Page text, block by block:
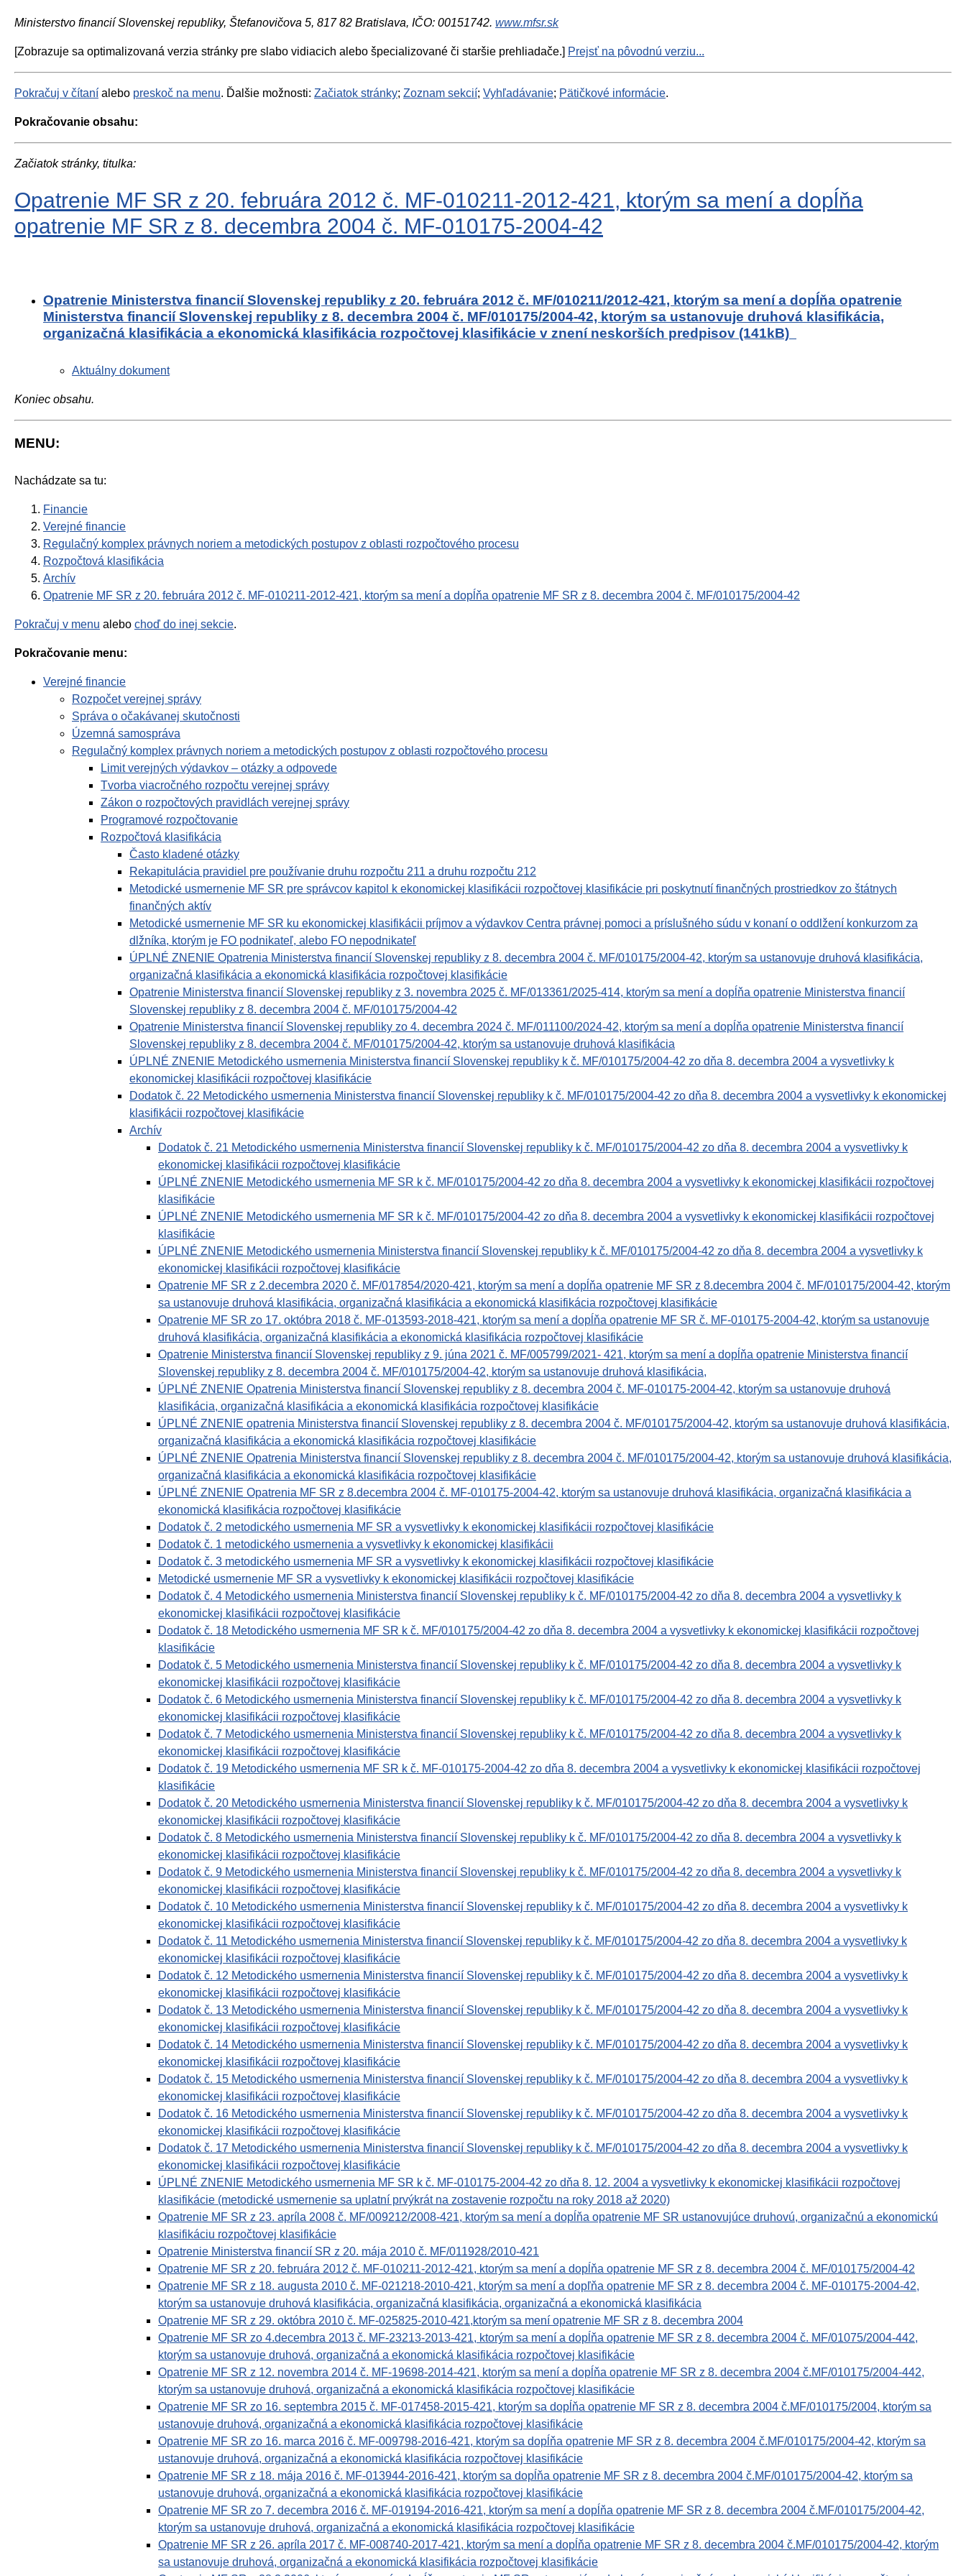
Ministerstvo financií Slovenskej republiky, Štefanovičova 5, 817 82 Bratislava, IČO: 00151742. www.mfsr.sk
[Zobrazuje sa optimalizovaná verzia stránky pre slabo vidiacich alebo špecializované či staršie prehliadače.] Prejsť na pôvodnú verziu...
Pokračuj v čítaní alebo preskoč na menu. Ďalšie možnosti: Začiatok stránky; Zoznam sekcií; Vyhľadávanie; Pätičkové informácie.
Pokračovanie obsahu:
Začiatok stránky, titulka:
Opatrenie MF SR z 20. februára 2012 č. MF-010211-2012-421, ktorým sa mení a dopĺňa
opatrenie MF SR z 8. decembra 2004 č. MF-010175-2004-42
Opatrenie Ministerstva financií Slovenskej republiky z 20. februára 2012 č. MF/010211/2012-421, ktorým sa mení a dopĺňa opatrenie
Ministerstva financií Slovenskej republiky z 8. decembra 2004 č. MF/010175/2004-42, ktorým sa ustanovuje druhová klasifikácia,
organizačná klasifikácia a ekonomická klasifikácia rozpočtovej klasifikácie v znení neskorších predpisov (141kB)
Aktuálny dokument
Koniec obsahu.
MENU:
Nachádzate sa tu:
Financie
Verejné financie
Regulačný komplex právnych noriem a metodických postupov z oblasti rozpočtového procesu
Rozpočtová klasifikácia
Archív
Opatrenie MF SR z 20. februára 2012 č. MF-010211-2012-421, ktorým sa mení a dopĺňa opatrenie MF SR z 8. decembra 2004 č. MF/010175/2004-42
Pokračuj v menu alebo choď do inej sekcie.
Pokračovanie menu:
Verejné financie
Rozpočet verejnej správy
Správa o očakávanej skutočnosti
Územná samospráva
Regulačný komplex právnych noriem a metodických postupov z oblasti rozpočtového procesu
Limit verejných výdavkov – otázky a odpovede
Tvorba viacročného rozpočtu verejnej správy
Zákon o rozpočtových pravidlách verejnej správy
Programové rozpočtovanie
Rozpočtová klasifikácia
Často kladené otázky
Rekapitulácia pravidiel pre používanie druhu rozpočtu 211 a druhu rozpočtu 212
Metodické usmernenie MF SR pre správcov kapitol k ekonomickej klasifikácii rozpočtovej klasifikácie pri poskytnutí finančných prostriedkov zo štátnych
finančných aktív
Metodické usmernenie MF SR ku ekonomickej klasifikácii príjmov a výdavkov Centra právnej pomoci a príslušného súdu v konaní o oddlžení konkurzom za
dlžníka, ktorým je FO podnikateľ, alebo FO nepodnikateľ
ÚPLNÉ ZNENIE Opatrenia Ministerstva financií Slovenskej republiky z 8. decembra 2004 č. MF/010175/2004-42, ktorým sa ustanovuje druhová klasifikácia,
organizačná klasifikácia a ekonomická klasifikácia rozpočtovej klasifikácie
Opatrenie Ministerstva financií Slovenskej republiky z 3. novembra 2025 č. MF/013361/2025-414, ktorým sa mení a dopĺňa opatrenie Ministerstva financií
Slovenskej republiky z 8. decembra 2004 č. MF/010175/2004-42
Opatrenie Ministerstva financií Slovenskej republiky zo 4. decembra 2024 č. MF/011100/2024-42, ktorým sa mení a dopĺňa opatrenie Ministerstva financií
Slovenskej republiky z 8. decembra 2004 č. MF/010175/2004-42, ktorým sa ustanovuje druhová klasifikácia
ÚPLNÉ ZNENIE Metodického usmernenia Ministerstva financií Slovenskej republiky k č. MF/010175/2004-42 zo dňa 8. decembra 2004 a vysvetlivky k
ekonomickej klasifikácii rozpočtovej klasifikácie
Dodatok č. 22 Metodického usmernenia Ministerstva financií Slovenskej republiky k č. MF/010175/2004-42 zo dňa 8. decembra 2004 a vysvetlivky k ekonomickej
klasifikácii rozpočtovej klasifikácie
Archív
Dodatok č. 21 Metodického usmernenia Ministerstva financií Slovenskej republiky k č. MF/010175/2004-42 zo dňa 8. decembra 2004 a vysvetlivky k
ekonomickej klasifikácii rozpočtovej klasifikácie
ÚPLNÉ ZNENIE Metodického usmernenia MF SR k č. MF/010175/2004-42 zo dňa 8. decembra 2004 a vysvetlivky k ekonomickej klasifikácii rozpočtovej
klasifikácie
ÚPLNÉ ZNENIE Metodického usmernenia MF SR k č. MF/010175/2004-42 zo dňa 8. decembra 2004 a vysvetlivky k ekonomickej klasifikácii rozpočtovej
klasifikácie
ÚPLNÉ ZNENIE Metodického usmernenia Ministerstva financií Slovenskej republiky k č. MF/010175/2004-42 zo dňa 8. decembra 2004 a vysvetlivky k
ekonomickej klasifikácii rozpočtovej klasifikácie
Opatrenie MF SR z 2.decembra 2020 č. MF/017854/2020-421, ktorým sa mení a dopĺňa opatrenie MF SR z 8.decembra 2004 č. MF/010175/2004-42, ktorým
sa ustanovuje druhová klasifikácia, organizačná klasifikácia a ekonomická klasifikácia rozpočtovej klasifikácie
Opatrenie MF SR zo 17. októbra 2018 č. MF-013593-2018-421, ktorým sa mení a dopĺňa opatrenie MF SR č. MF-010175-2004-42, ktorým sa ustanovuje
druhová klasifikácia, organizačná klasifikácia a ekonomická klasifikácia rozpočtovej klasifikácie
Opatrenie Ministerstva financií Slovenskej republiky z 9. júna 2021 č. MF/005799/2021- 421, ktorým sa mení a dopĺňa opatrenie Ministerstva financií
Slovenskej republiky z 8. decembra 2004 č. MF/010175/2004-42, ktorým sa ustanovuje druhová klasifikácia,
ÚPLNÉ ZNENIE Opatrenia Ministerstva financií Slovenskej republiky z 8. decembra 2004 č. MF-010175-2004-42, ktorým sa ustanovuje druhová
klasifikácia, organizačná klasifikácia a ekonomická klasifikácia rozpočtovej klasifikácie
ÚPLNÉ ZNENIE opatrenia Ministerstva financií Slovenskej republiky z 8. decembra 2004 č. MF/010175/2004-42, ktorým sa ustanovuje druhová klasifikácia,
organizačná klasifikácia a ekonomická klasifikácia rozpočtovej klasifikácie
ÚPLNÉ ZNENIE Opatrenia Ministerstva financií Slovenskej republiky z 8. decembra 2004 č. MF/010175/2004-42, ktorým sa ustanovuje druhová klasifikácia,
organizačná klasifikácia a ekonomická klasifikácia rozpočtovej klasifikácie
ÚPLNÉ ZNENIE Opatrenia MF SR z 8.decembra 2004 č. MF-010175-2004-42, ktorým sa ustanovuje druhová klasifikácia, organizačná klasifikácia a
ekonomická klasifikácia rozpočtovej klasifikácie
Dodatok č. 2 metodického usmernenia MF SR a vysvetlivky k ekonomickej klasifikácii rozpočtovej klasifikácie
Dodatok č. 1 metodického usmernenia a vysvetlivky k ekonomickej klasifikácii
Dodatok č. 3 metodického usmernenia MF SR a vysvetlivky k ekonomickej klasifikácii rozpočtovej klasifikácie
Metodické usmernenie MF SR a vysvetlivky k ekonomickej klasifikácii rozpočtovej klasifikácie
Dodatok č. 4 Metodického usmernenia Ministerstva financií Slovenskej republiky k č. MF/010175/2004-42 zo dňa 8. decembra 2004 a vysvetlivky k
ekonomickej klasifikácii rozpočtovej klasifikácie
Dodatok č. 18 Metodického usmernenia MF SR k č. MF/010175/2004-42 zo dňa 8. decembra 2004 a vysvetlivky k ekonomickej klasifikácii rozpočtovej
klasifikácie
Dodatok č. 5 Metodického usmernenia Ministerstva financií Slovenskej republiky k č. MF/010175/2004-42 zo dňa 8. decembra 2004 a vysvetlivky k
ekonomickej klasifikácii rozpočtovej klasifikácie
Dodatok č. 6 Metodického usmernenia Ministerstva financií Slovenskej republiky k č. MF/010175/2004-42 zo dňa 8. decembra 2004 a vysvetlivky k
ekonomickej klasifikácii rozpočtovej klasifikácie
Dodatok č. 7 Metodického usmernenia Ministerstva financií Slovenskej republiky k č. MF/010175/2004-42 zo dňa 8. decembra 2004 a vysvetlivky k
ekonomickej klasifikácii rozpočtovej klasifikácie
Dodatok č. 19 Metodického usmernenia MF SR k č. MF-010175-2004-42 zo dňa 8. decembra 2004 a vysvetlivky k ekonomickej klasifikácii rozpočtovej
klasifikácie
Dodatok č. 20 Metodického usmernenia Ministerstva financií Slovenskej republiky k č. MF/010175/2004-42 zo dňa 8. decembra 2004 a vysvetlivky k
ekonomickej klasifikácii rozpočtovej klasifikácie
Dodatok č. 8 Metodického usmernenia Ministerstva financií Slovenskej republiky k č. MF/010175/2004-42 zo dňa 8. decembra 2004 a vysvetlivky k
ekonomickej klasifikácii rozpočtovej klasifikácie
Dodatok č. 9 Metodického usmernenia Ministerstva financií Slovenskej republiky k č. MF/010175/2004-42 zo dňa 8. decembra 2004 a vysvetlivky k
ekonomickej klasifikácii rozpočtovej klasifikácie
Dodatok č. 10 Metodického usmernenia Ministerstva financií Slovenskej republiky k č. MF/010175/2004-42 zo dňa 8. decembra 2004 a vysvetlivky k
ekonomickej klasifikácii rozpočtovej klasifikácie
Dodatok č. 11 Metodického usmernenia Ministerstva financií Slovenskej republiky k č. MF/010175/2004-42 zo dňa 8. decembra 2004 a vysvetlivky k
ekonomickej klasifikácii rozpočtovej klasifikácie
Dodatok č. 12 Metodického usmernenia Ministerstva financií Slovenskej republiky k č. MF/010175/2004-42 zo dňa 8. decembra 2004 a vysvetlivky k
ekonomickej klasifikácii rozpočtovej klasifikácie
Dodatok č. 13 Metodického usmernenia Ministerstva financií Slovenskej republiky k č. MF/010175/2004-42 zo dňa 8. decembra 2004 a vysvetlivky k
ekonomickej klasifikácii rozpočtovej klasifikácie
Dodatok č. 14 Metodického usmernenia Ministerstva financií Slovenskej republiky k č. MF/010175/2004-42 zo dňa 8. decembra 2004 a vysvetlivky k
ekonomickej klasifikácii rozpočtovej klasifikácie
Dodatok č. 15 Metodického usmernenia Ministerstva financií Slovenskej republiky k č. MF/010175/2004-42 zo dňa 8. decembra 2004 a vysvetlivky k
ekonomickej klasifikácii rozpočtovej klasifikácie
Dodatok č. 16 Metodického usmernenia Ministerstva financií Slovenskej republiky k č. MF/010175/2004-42 zo dňa 8. decembra 2004 a vysvetlivky k
ekonomickej klasifikácii rozpočtovej klasifikácie
Dodatok č. 17 Metodického usmernenia Ministerstva financií Slovenskej republiky k č. MF/010175/2004-42 zo dňa 8. decembra 2004 a vysvetlivky k
ekonomickej klasifikácii rozpočtovej klasifikácie
ÚPLNÉ ZNENIE Metodického usmernenia MF SR k č. MF-010175-2004-42 zo dňa 8. 12. 2004 a vysvetlivky k ekonomickej klasifikácii rozpočtovej
klasifikácie (metodické usmernenie sa uplatní prvýkrát na zostavenie rozpočtu na roky 2018 až 2020)
Opatrenie MF SR z 23. apríla 2008 č. MF/009212/2008-421, ktorým sa mení a dopĺňa opatrenie MF SR ustanovujúce druhovú, organizačnú a ekonomickú
klasifikáciu rozpočtovej klasifikácie
Opatrenie Ministerstva financií SR z 20. mája 2010 č. MF/011928/2010-421
Opatrenie MF SR z 20. februára 2012 č. MF-010211-2012-421, ktorým sa mení a dopĺňa opatrenie MF SR z 8. decembra 2004 č. MF/010175/2004-42
Opatrenie MF SR z 18. augusta 2010 č. MF-021218-2010-421, ktorým sa mení a dopľňa opatrenie MF SR z 8. decembra 2004 č. MF-010175-2004-42,
ktorým sa ustanovuje druhová klasifikácia, organizačná klasifikácia, organizačná a ekonomická klasifikácia
Opatrenie MF SR z 29. októbra 2010 č. MF-025825-2010-421,ktorým sa mení opatrenie MF SR z 8. decembra 2004
Opatrenie MF SR zo 4.decembra 2013 č. MF-23213-2013-421, ktorým sa mení a dopĺňa opatrenie MF SR z 8. decembra 2004 č. MF/01075/2004-442,
ktorým sa ustanovuje druhová, organizačná a ekonomická klasifikácia rozpočtovej klasifikácie
Opatrenie MF SR z 12. novembra 2014 č. MF-19698-2014-421, ktorým sa mení a dopĺňa opatrenie MF SR z 8. decembra 2004 č.MF/010175/2004-442,
ktorým sa ustanovuje druhová, organizačná a ekonomická klasifikácia rozpočtovej klasifikácie
Opatrenie MF SR zo 16. septembra 2015 č. MF-017458-2015-421, ktorým sa dopĺňa opatrenie MF SR z 8. decembra 2004 č.MF/010175/2004, ktorým sa
ustanovuje druhová, organizačná a ekonomická klasifikácia rozpočtovej klasifikácie
Opatrenie MF SR zo 16. marca 2016 č. MF-009798-2016-421, ktorým sa dopĺňa opatrenie MF SR z 8. decembra 2004 č.MF/010175/2004-42, ktorým sa
ustanovuje druhová, organizačná a ekonomická klasifikácia rozpočtovej klasifikácie
Opatrenie MF SR z 18. mája 2016 č. MF-013944-2016-421, ktorým sa dopĺňa opatrenie MF SR z 8. decembra 2004 č.MF/010175/2004-42, ktorým sa
ustanovuje druhová, organizačná a ekonomická klasifikácia rozpočtovej klasifikácie
Opatrenie MF SR zo 7. decembra 2016 č. MF-019194-2016-421, ktorým sa mení a dopĺňa opatrenie MF SR z 8. decembra 2004 č.MF/010175/2004-42,
ktorým sa ustanovuje druhová, organizačná a ekonomická klasifikácia rozpočtovej klasifikácie
Opatrenie MF SR z 26. apríla 2017 č. MF-008740-2017-421, ktorým sa mení a dopĺňa opatrenie MF SR z 8. decembra 2004 č.MF/010175/2004-42, ktorým
sa ustanovuje druhová, organizačná a ekonomická klasifikácia rozpočtovej klasifikácie